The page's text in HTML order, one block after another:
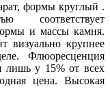
формы круглый .
соответствует
и массы камня.
визуально крупнее
Флюоресценция
лишь у 15% от всех
цена. Высокая